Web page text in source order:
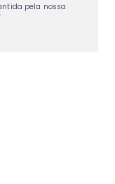
pela nossa